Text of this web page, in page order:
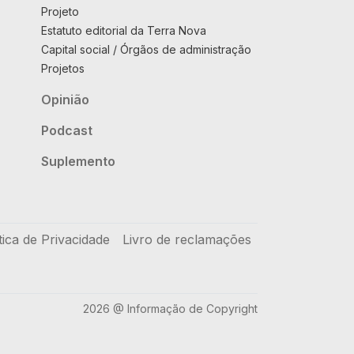
Projeto
Estatuto editorial da Terra Nova
Capital social / Órgãos de administração
Projetos
Opinião
Podcast
Suplemento
de Privacidade Livro de reclamações
2026 @ Informação de Copyright